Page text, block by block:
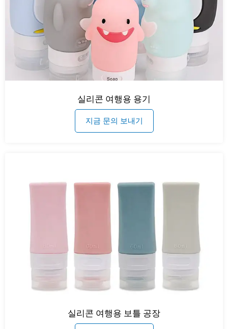
실리콘 여행용 용기
지금 문의 보내기
실리콘 여행용 보틀 공장